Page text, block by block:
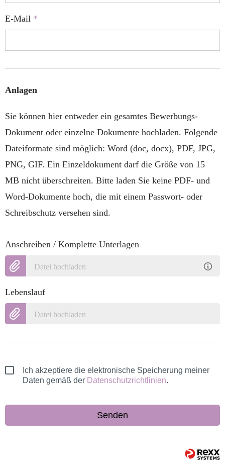
E-Mail *
Anlagen
Sie können hier entweder ein gesamtes Bewerbungs-
Dokument oder einzelne Dokumente hochladen. Folgende
Dateiformate sind möglich: Word (doc, docx), PDF, JPG,
PNG, GIF. Ein Einzeldokument darf die Größe von 15
MB nicht überschreiten. Bitte laden Sie keine PDF- und
Word-Dokumente hoch, die mit einem Passwort- oder
Schreibschutz versehen sind.
Anschreiben / Komplette Unterlagen
Datei hochladen
Lebenslauf
Datei hochladen
Ich akzeptiere die elektronische Speicherung meiner
Daten gemäß der Datenschutzrichtlinien.
Senden